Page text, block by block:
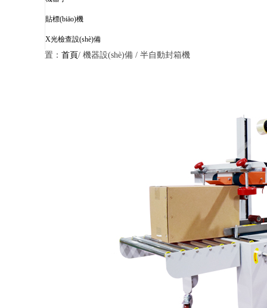
貼標(biāo)機
X光檢查設(shè)備
置： 首頁/ 機器設(shè)備 / 半自動封箱機